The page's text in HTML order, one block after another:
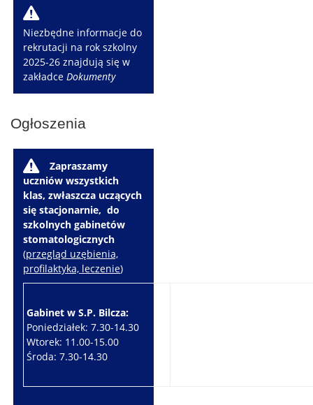
W
Niezbędne informacje do
rekrutacji na rok szkolny
2025-26 znajdują się w
zakładceDokumenty
Ogłoszenia
W
Zapraszamy
uczniów wszystkich
klas, zwłaszcza uczących
się stacjonarnie, do
szkolnych gabinetów
stomatologicznych
(przegląd uzębienia,
profilaktyka, leczenie)
Gabinet w S.P. Bilcza:
Poniedziałek: 7.30-14.30
Wtorek: 11.00-15.00
Środa: 7.30-14.30